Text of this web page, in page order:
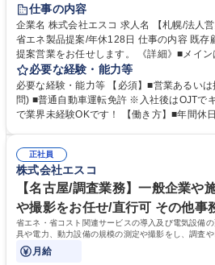
仕事の内容
企業名 株式会社エスコ 求人名 【札幌/法人営業/未経験歓迎】大手顧客向け
省エネ製品提案/年休128日 仕事の内容 既存顧客向け省エネ・省コストの
提案営業をお任せします。 《詳細》■メインは当社以上の大手法人のお客
様になります。※業務に慣れて頂くまでは他
社様への提案をお手伝いして頂きます。そ
休日出勤が発生いたします(平日に代休を取
（調査）し、空調、照明などの省エネ機器
必要な経験・能力等
必要な経験・能力等 【必須】■営業あるい
問) ■普通自動車運転免許 ※入社後はOJTでキャッチアップいただきますの
で業界未経験OKです！ 【働き方】■年間休日128日/完全週休二日制/長期
は0名です。仙台での長期就業可能です■今
あり！年次に関係なく、キャリアアップ可能
明・電子ブレーカー・分電盤設備・EV充電器など 学歴・資格
院 大学 高専 短大 専修学校 高校 語学力： 資
車
正社員
株式会社エスコ
【名古屋/調査業務】一般企業や
や撮影をお任せ/直行可 その他事
省エネ・省コスト関連サービスの導入及び電気設備
具や電力、動力設備の規模の測定や撮影をし、調査
す。
月給